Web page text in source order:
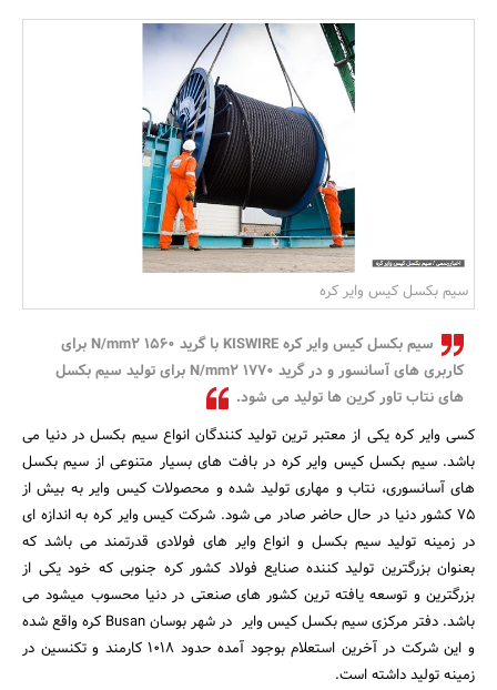
بانک، بیمه و سرمایه
سیم بکسل کیس وایر کره
سیم بکسل کیس وایر کره KISWIRE با گرید 1560 N/mm2 برای
کاربری های آسانسور و در گرید 1770 N/mm2 برای تولید سیم بکسل
های نتاب تاور کرین ها تولید می شود.
کسی وایر کره یکی از معتبر ترین تولید کنندگان انواع سیم بکسل در دنیا می
باشد. سیم بکسل کیس وایر کره در بافت های بسیار متنوعی از سیم بکسل
های آسانسوری، نتاب و مهاری تولید شده و محصولات کیس وایر به بیش از
75 کشور دنیا در حال حاضر صادر می شود. شرکت کیس وایر کره به اندازه ای
در زمینه تولید سیم بکسل و انواع وایر های فولادی قدرتمند می باشد که
بعنوان بزرگترین تولید کننده صنایع فولاد کشور کره جنوبی که خود یکی از
بزرگترین و توسعه یافته ترین کشور های صنعتی در دنیا محسوب میشود می
باشد. دفتر مرکزی سیم بکسل کیس وایر در شهر بوسان Busan کره واقع شده
و این شرکت در آخرین استعلام بوجود آمده حدود 1018 کارمند و تکنسین در
زمینه تولید داشته است.